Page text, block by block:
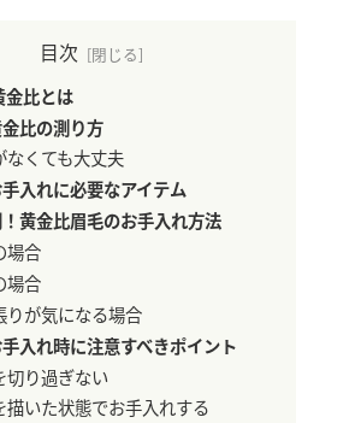
目次
金比とは
比の測り方
なくても大丈夫
入れに必要なアイテム
黄金比眉毛のお手入れ方法
場合
場合
りが気になる場合
入れ時に注意すべきポイント
切り過ぎない
描いた状態でお手入れする